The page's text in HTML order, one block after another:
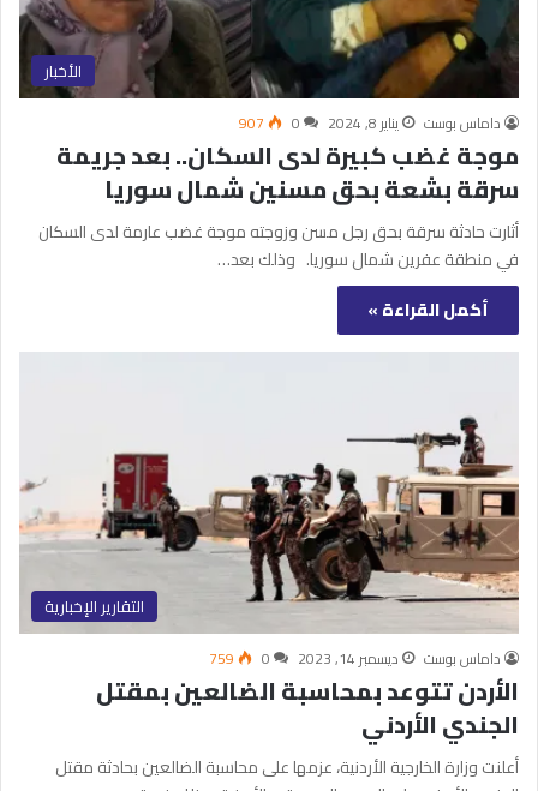
الأخبار
داماس بوست يناير 8, 2024 0
907
موجة غضب كبيرة لدى السكان.. بعد جريمة
سرقة بشعة بحق مسنين شمال سوريا
أثارت حادثة سرقة بحق رجل مسن وزوجته موجة غضب عارمة لدى السكان
في منطقة عفرين شمال سوريا. وذلك بعد…
أكمل القراءة »
التقارير الإخبارية
داماس بوست ديسمبر 14, 2023 0
759
الأردن تتوعد بمحاسبة الضالعين بمقتل
الجندي الأردني
أعلنت وزارة الخارجية الأردنية، عزمها على محاسبة الضالعين بحادثة مقتل